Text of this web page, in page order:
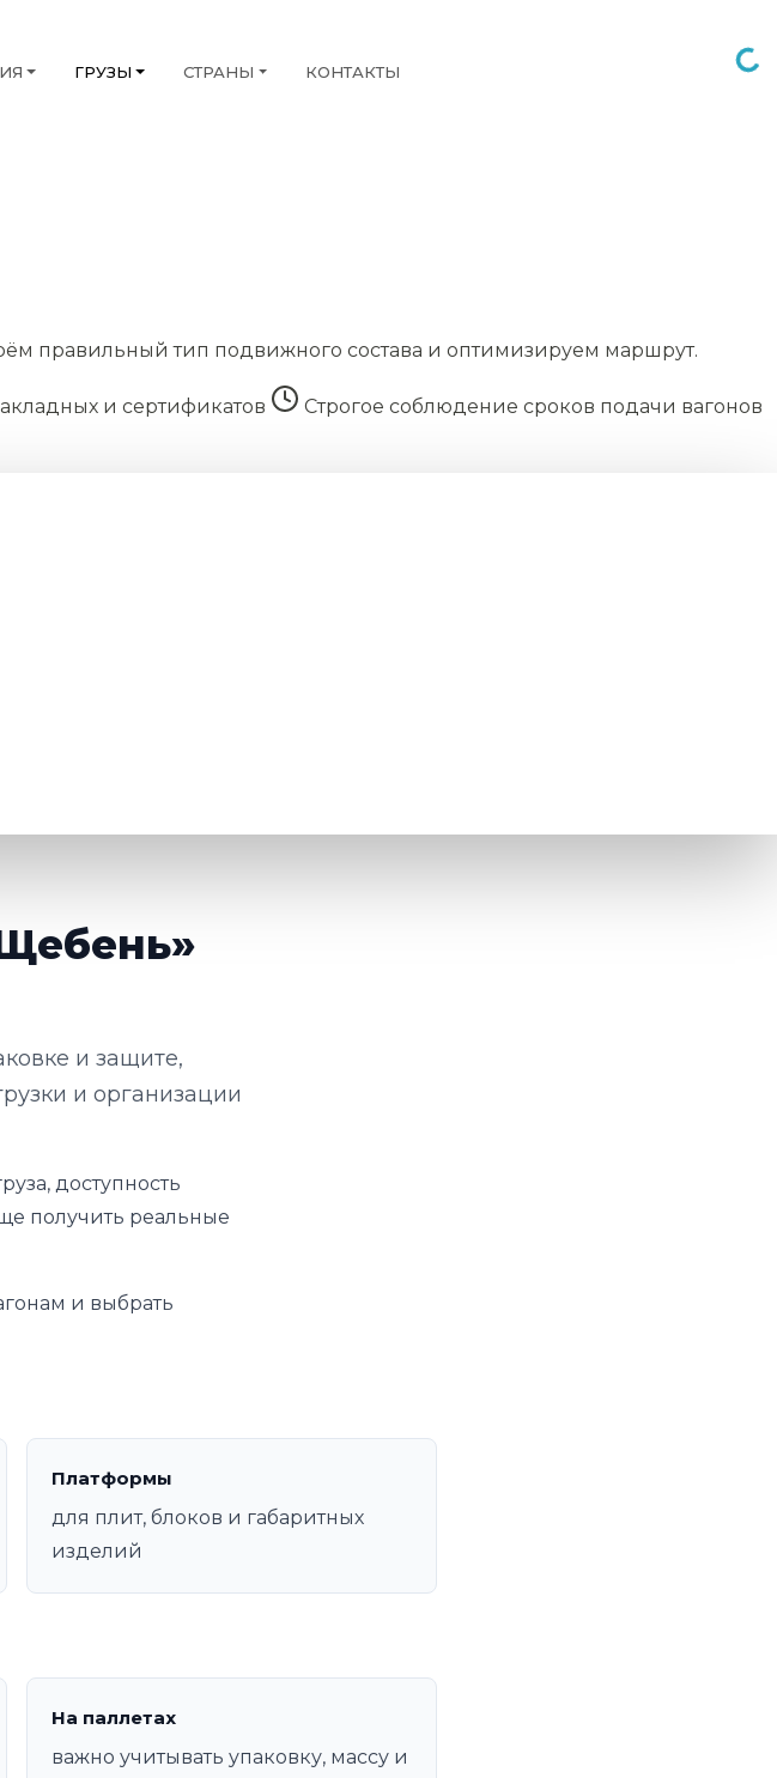
ГРУЗЫ СТРАНЫ КОНТАКТЫ
правильный тип подвижного состава и оптимизируем маршрут.
и сертификатов
Строгое соблюдение сроков подачи вагонов
и защите,
и организации
доступность
получить реальные
и выбрать
Платформы
для плит, блоков и габаритных
изделий
На паллетах
важно учитывать упаковку, массу и